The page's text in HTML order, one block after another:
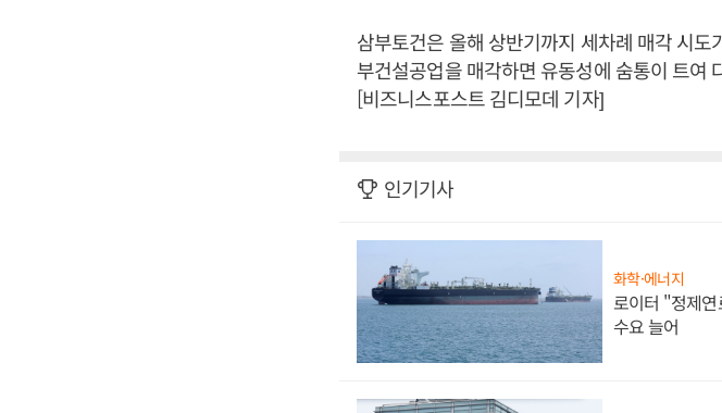
삼부토건은 올해 상반기까지 세차례 매각 시
부건설공업을 매각하면 유동성에 숨통이 트여
[비즈니스포스트 김디모데 기자]
인기기사
화학·에너지
로이터 "정제연
수요 늘어